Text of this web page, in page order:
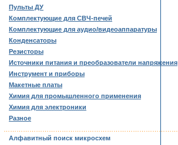
Пульты ДУ
Комплектующие для СВЧ-печей
Комплектующие для аудио/видеоаппаратуры
Конденсаторы
Резисторы
Источники питания и преобразователи напряжения
Инструмент и приборы
Макетные платы
Химия для промышленного применения
Химия для электроники
Разное
Алфавитный поиск микросхем